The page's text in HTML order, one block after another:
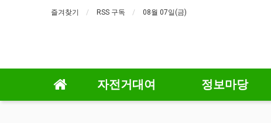
즐겨찾기 RSS 구독 08월 07일(금)
자전거대여 정보마당